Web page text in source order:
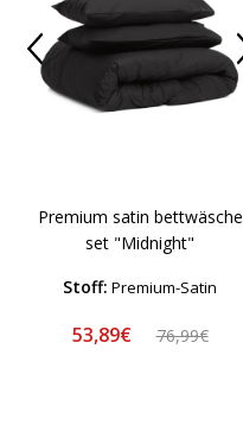
Premium satin bettwäsche
set "Midnight"
Stoff: Premium-Satin
53,89€ 76,99€